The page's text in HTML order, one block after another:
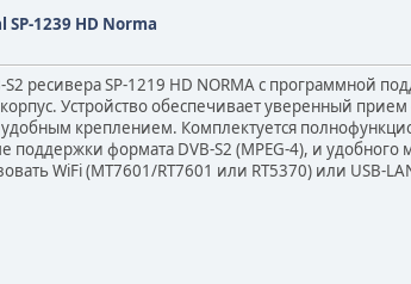
1239 HD Norma
ресивера SP-1219 HD NORMA с программной
Устройство обеспечивает уверенный прием
креплением. Комплектуется
формата DVB-S2 (MPEG-4), и
WiFi (MT7601/RT7601 или RT5370) или USB-